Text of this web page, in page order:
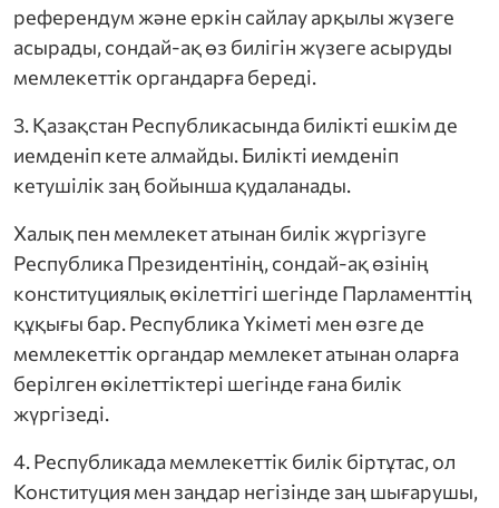
референдум және еркін сайлау арқылы жүзеге
асырады, сондай-ақ өз билігін жүзеге асыруды
мемлекеттік органдарға береді.
3. Қазақстан Республикасында билікті ешкім де
иемденіп кете алмайды. Билікті иемденіп
кетушілік заң бойынша қудаланады.
Халық пен мемлекет атынан билік жүргізуге
Республика Президентінің, сондай-ақ өзінің
конституциялық өкілеттігі шегінде Парламенттің
құқығы бар. Республика Үкіметі мен өзге де
мемлекеттік органдар мемлекет атынан оларға
берілген өкілеттіктері шегінде ғана билік
жүргізеді.
4. Республикада мемлекеттік билік біртұтас, ол
Конституция мен заңдар негізінде заң шығарушы,